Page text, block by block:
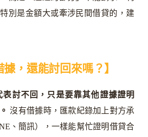
別是金額大或牽涉民間借貸的，建
據，還能討回來嗎？】
表討不回，只是要靠其他證據證明
沒有借據時，匯款紀錄加上對方承
、簡訊），一樣能幫忙證明借貸合